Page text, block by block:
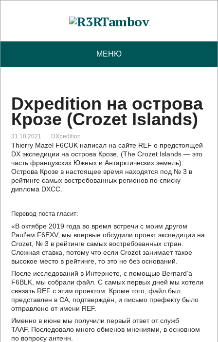
МЕНЮ
Dxpedition на острова
Крозе (Crozet Islands)
31.10.2021 DXpedition
Thierry Mazel F6CUK написал на сайте REF о предстоящей
DX экспедиции на острова Крозе, (The Crozet Islands — это
часть французских Южных и Антарктических земель).
Острова Крозе в настоящее время находятся под № 3 в
рейтинге самых востребованных регионов по списку
диплома DXCC.
Перевод поста гласит:
«В октябре 2019 года во время встречи с моим другом
Paul’ем F6EXV, мы впервые обсудили проект экспедиции на
Crozet, № 3 в рейтинге самых востребованных стран.
Сложная ставка, потому что если Crozet занимает такое
высокое место в рейтинге, то это не без оснований.
После исследований в Интернете, с помощью Bernard’а
F6BLK, мы собрали файл. С самых первых дней мы хотели
связать REF с этим проектом. Кроме того, файл был
представлен в CA, подтверждён, и письмо префекту было
отправлено от имени REF.
Именно в июне мы получили первый ответ от служб
TAAF. Последовало много обменов мнениями, в основном
по вопросу антенн.